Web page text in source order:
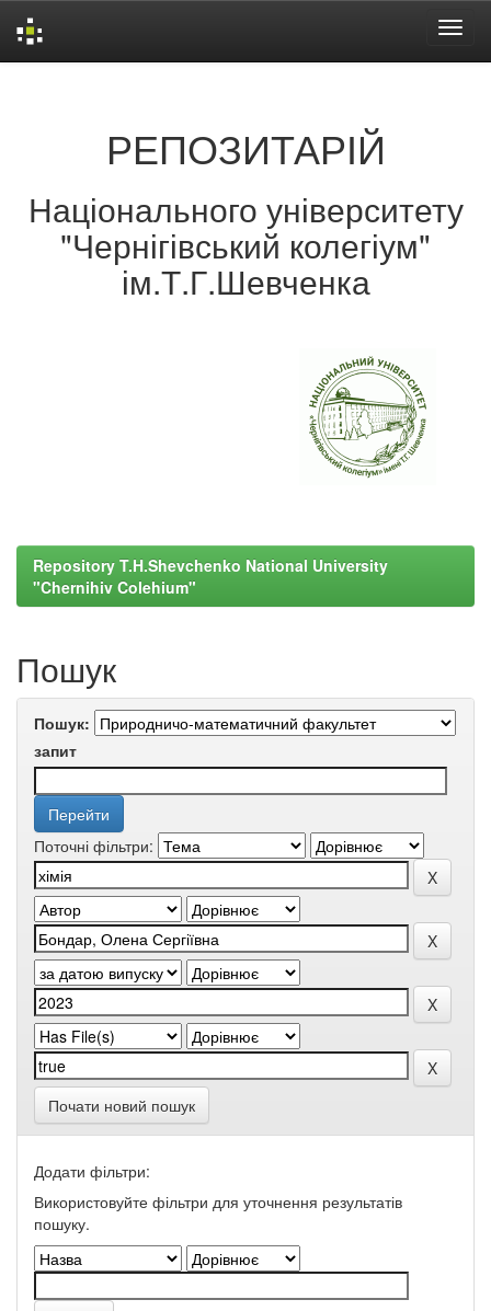
РЕПОЗИТАРІЙ
Національного університету
"Чернігівський колегіум"
ім.Т.Г.Шевченка
Repository T.H.Shevchenko National University
"Chernihiv Colehium"
Пошук
Пошук:
запит
Поточні фільтри:
Почати новий пошук
Додати фільтри:
Використовуйте фільтри для уточнення результатів
пошуку.